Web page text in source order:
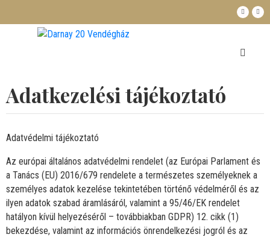
ÁRAK
GALÉRIA
LÁTNIVALÓK
KAPCSOLAT
Adatkezelési tájékoztató
Adatvédelmi tájékoztató
Az európai általános adatvédelmi rendelet (az Európai Parlament és
a Tanács (EU) 2016/679 rendelete a természetes személyeknek a
személyes adatok kezelése tekintetében történő védelméről és az
ilyen adatok szabad áramlásáról, valamint a 95/46/EK rendelet
hatályon kívül helyezéséről – továbbiakban GDPR) 12. cikk (1)
bekezdése, valamint az információs önrendelkezési jogról és az